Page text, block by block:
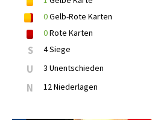
0Gelb-Rote Karten
0Rote Karten
S 4 Siege
U 3 Unentschieden
N 12 Niederlagen